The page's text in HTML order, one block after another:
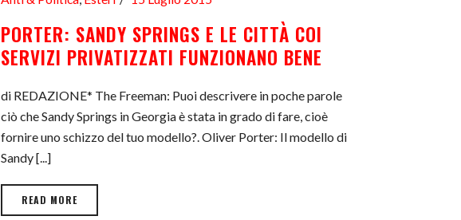
PORTER: SANDY SPRINGS E LE CITTÀ COI
SERVIZI PRIVATIZZATI FUNZIONANO BENE
di REDAZIONE* The Freeman: Puoi descrivere in poche parole
ciò che Sandy Springs in Georgia è stata in grado di fare, cioè
fornire uno schizzo del tuo modello?. Oliver Porter: Il modello di
Sandy [...]
READ MORE